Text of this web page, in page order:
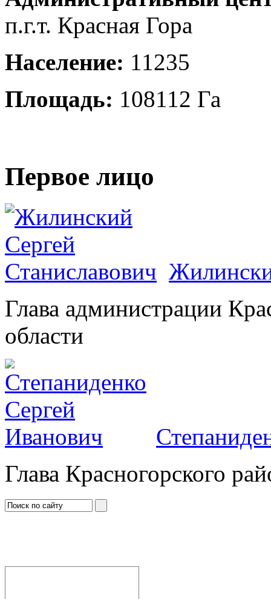
п.г.т. Красная Гора
Население: 11235
Площадь: 108112 Га
Первое лицо
Глава администрации
области
Глава Красногорского